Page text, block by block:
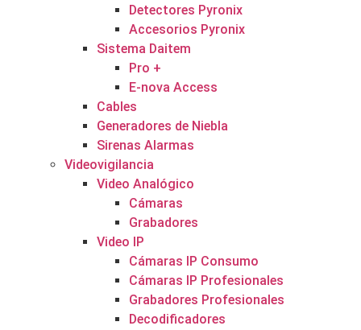
Detectores Pyronix
Accesorios Pyronix
Sistema Daitem
Pro +
E-nova Access
Cables
Generadores de Niebla
Sirenas Alarmas
Videovigilancia
Video Analógico
Cámaras
Grabadores
Video IP
Cámaras IP Consumo
Cámaras IP Profesionales
Grabadores Profesionales
Decodificadores